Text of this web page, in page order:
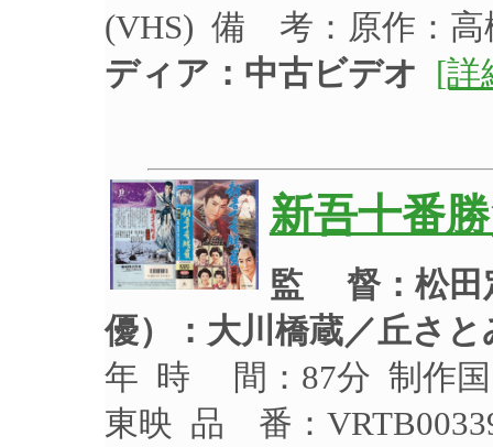
(VHS) 備 考：原作：
ディア：中古ビデオ [詳
新吾十番
監 督：松田
優）： 大川橋蔵／丘さ
年 時 間：87分 制作国
東映 品 番：